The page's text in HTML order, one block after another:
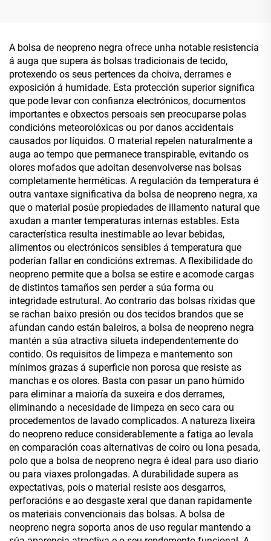
para nadar, con
cremalleira.
portátil en neopreno en
branco para sublimación
en grosa, fundas para
portátil en neopreno para
ordenador portátil
A bolsa de neopreno negra ofrece unha notable resistencia
á auga que supera ás bolsas tradicionais de tecido,
protexendo os seus pertences da choiva, derrames e
exposición á humidade. Esta protección superior significa
que pode levar con confianza electrónicos, documentos
importantes e obxectos persoais sen preocuparse polas
condicións meteorolóxicas ou por danos accidentais
causados por líquidos. O material repelen naturalmente a
auga ao tempo que permanece transpirable, evitando os
olores mofados que adoitan desenvolverse nas bolsas
completamente herméticas. A regulación da temperatura é
outra vantaxe significativa da bolsa de neopreno negra, xa
que o material posúe propiedades de illamento natural que
axudan a manter temperaturas internas estables. Esta
característica resulta inestimable ao levar bebidas,
alimentos ou electrónicos sensibles á temperatura que
poderían fallar en condicións extremas. A flexibilidade do
neopreno permite que a bolsa se estire e acomode cargas
de distintos tamaños sen perder a súa forma ou
integridade estrutural. Ao contrario das bolsas ríxidas que
se rachan baixo presión ou dos tecidos brandos que se
afundan cando están baleiros, a bolsa de neopreno negra
mantén a súa atractiva silueta independentemente do
contido. Os requisitos de limpeza e mantemento son
mínimos grazas á superficie non porosa que resiste as
manchas e os olores. Basta con pasar un pano húmido
para eliminar a maioría da suxeira e dos derrames,
eliminando a necesidade de limpeza en seco cara ou
procedementos de lavado complicados. A natureza lixeira
do neopreno reduce considerablemente a fatiga ao levala
en comparación coas alternativas de coiro ou lona pesada,
polo que a bolsa de neopreno negra é ideal para uso diario
ou para viaxes prolongadas. A durabilidade supera as
expectativas, pois o material resiste aos desgarros,
perforacións e ao desgaste xeral que danan rapidamente
os materiais convencionais das bolsas. A bolsa de
neopreno negra soporta anos de uso regular mantendo a